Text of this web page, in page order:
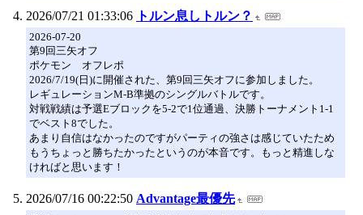
2026/07/21 01:33:06 トルン息しトルン？
2026-07-20
第9回三矢オフ
ポケモン オフレポ
2026/7/19(日)に開催された、第9回三矢オフに参加しました。
レギュレーションM-B準拠のシングルバトルです。
対戦戦績は予選Eブロックを5-2で1位通過、決勝トーナメント1-1
でベスト8でした。
あまり自信はなかったのですがパーティの強さは感じていたため
もうちょっと勝ちたかったというのが本音です。もっと精進しな
ければと思います！
2026/07/16 00:22:50 Advantage最優先